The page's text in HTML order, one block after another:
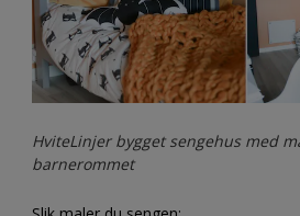
HviteLinjer bygget sengehus med
barnerommet